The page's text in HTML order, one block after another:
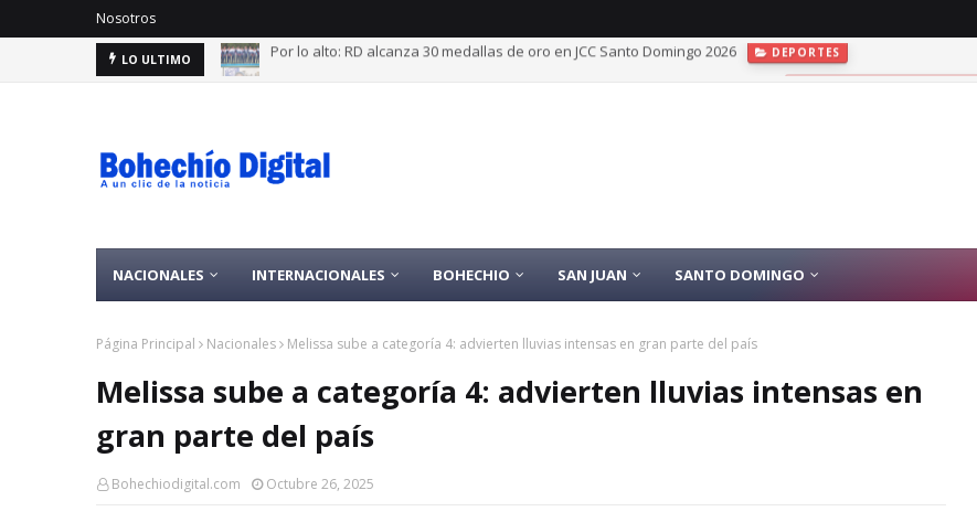
Nosotros
LO ULTIMO Velarán esta tarde restos exgobernadora y diputada María Antonieta Bello SAN JUAN DE LA MAGUANA
NACIONALES INTERNACIONALES BOHECHIO SAN JUAN SANTO DOMINGO
Página Principal Nacionales Melissa sube a categoría 4: advierten lluvias intensas en gran parte del país
Melissa sube a categoría 4: advierten lluvias intensas en
gran parte del país
Bohechiodigital.com Octubre 26, 2025